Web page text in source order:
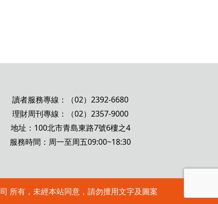
讀者服務專線：（02）2392-6680
理財周刊專線：（02）2357-9000
地址：100北市青島東路7號6樓之4
服務時間：周一至周五09:00~18:30
所有，未經本站同意，請勿擅用文字及圖案